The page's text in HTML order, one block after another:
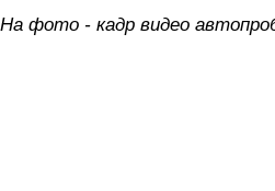
На фото - кадр видео